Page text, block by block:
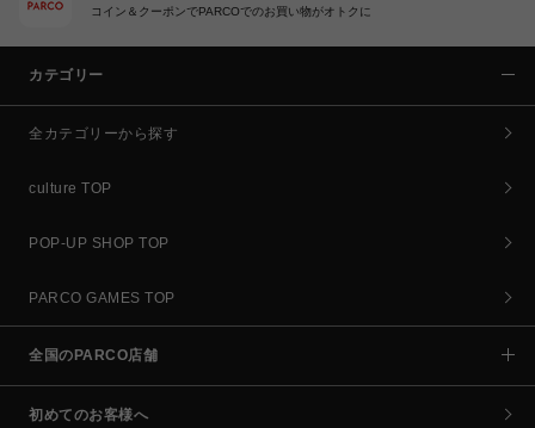
コイン＆クーポンでPARCOでのお買い物がオトクに
カテゴリー
全カテゴリーから探す
culture TOP
POP-UP SHOP TOP
PARCO GAMES TOP
全国のPARCO店舗
初めてのお客様へ